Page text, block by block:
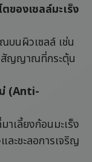
องเซลล์มะเร็ง
บนผิวเซลล์ เช่น
สัญญาณที่กระตุ้น
(Anti-
าเลี้ยงก้อนมะเร็ง
ละชะลอการเจริญ